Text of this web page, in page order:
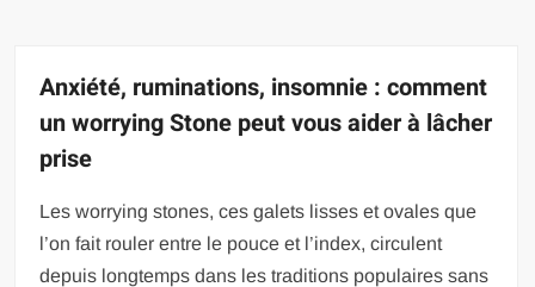
Anxiété, ruminations, insomnie : comment
un worrying Stone peut vous aider à lâcher
prise
Les worrying stones, ces galets lisses et ovales que
l’on fait rouler entre le pouce et l’index, circulent
depuis longtemps dans les traditions populaires sans